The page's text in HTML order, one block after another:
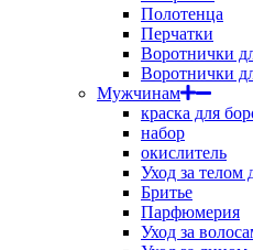
Полотенца
Перчатки
Воротнички
Воротнички
Мужчинам
краска для
набор
окислитель
Уход за телом
Бритье
Парфюмерия
Уход за